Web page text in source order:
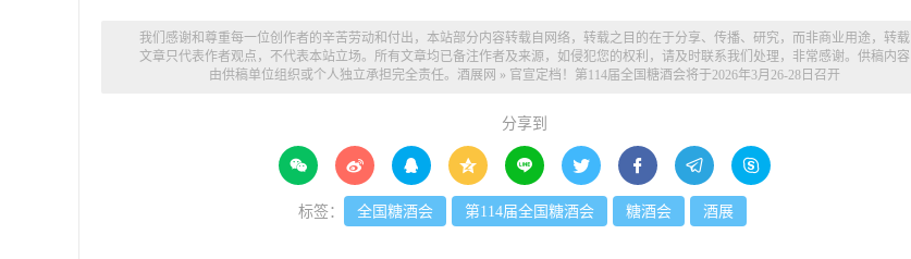
我们感谢和尊重每一位创作者的辛苦劳动和付出，本站部分内容转载自网络，转载之目的在于分享、传播、研究，而非商业用途，转载
文章只代表作者观点，不代表本站立场。所有文章均已备注作者及来源，如侵犯您的权利，请及时联系我们处理，非常感谢。供稿内容
由供稿单位组织或个人独立承担完全责任。 酒展网 » 官宣定档！第114届全国糖酒会将于2026年3月26-28日召开
分享到
        
标签： 全国糖酒会 第114届全国糖酒会 糖酒会 酒展